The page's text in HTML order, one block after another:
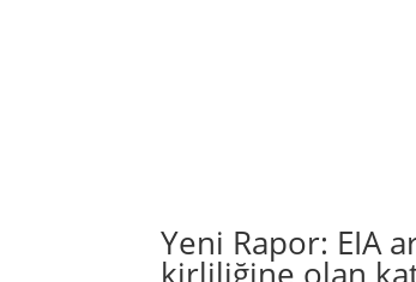
Yeni Rapor: EIA
kirliliğine olan